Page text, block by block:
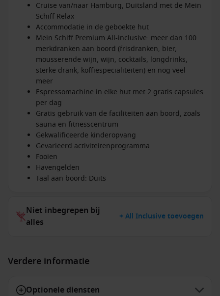
Cruise van/naar Hamburg, Duitsland met de Mein
Schiff Relax
Accommodatie in de geboekte hut
Mein Schiff Premium All-inclusive: meer dan 100
merkdranken aan boord (frisdranken, bier,
mousserende wijn, wijn, cocktails, longdrinks,
sterke drank, koffiespecialiteiten) en nog veel
meer
Espressomachine in elke hut met 2 gratis capsules
per dag
Gratis gebruik van de faciliteiten aan boord, zoals
sauna en fitnesscentrum
Gekwalificeerde kinderopvang
Gevarieerd activiteitenprogramma
Fooien
Havengelden
Taal aan boord: Duits
Niet inbegrepen bij
alles
+ All Inclusive toevoegen
Verdere informatie
Optionele diensten